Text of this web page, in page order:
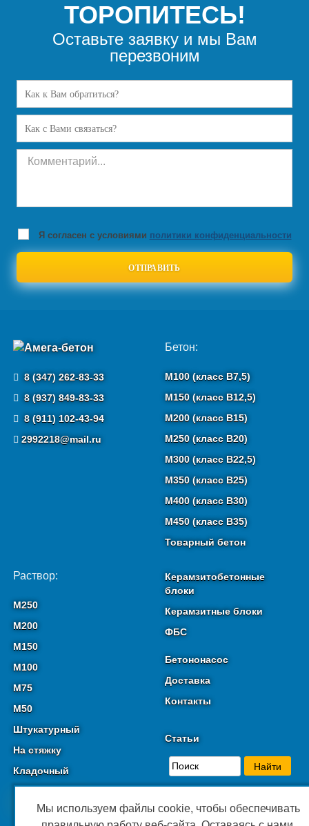
ТОРОПИТЕСЬ!
Оставьте заявку и мы Вам
перезвоним
Я согласен с условиями политики конфиденциальности
8 (347) 262-83-33
8 (937) 849-83-33
8 (911) 102-43-94
2992218@mail.ru
Бетон:
М100 (класс B7,5)
М150 (класс B12,5)
М200 (класс B15)
М250 (класс B20)
М300 (класс B22,5)
М350 (класс B25)
М400 (класс B30)
М450 (класс B35)
Товарный бетон
Раствор:
М250
М200
М150
М100
М75
М50
Штукатурный
На стяжку
Кладочный
Керамзитобетонные
блоки
Керамзитные блоки
ФБС
Бетононасос
Доставка
Контакты
Статьи
Мы используем файлы cookie, чтобы обеспечивать